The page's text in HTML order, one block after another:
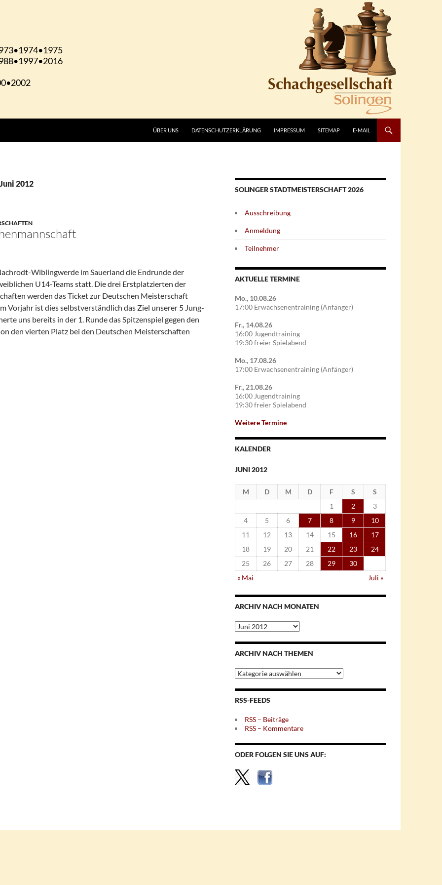
ÜBER UNS DATENSCHUTZERKLÄRUNG IMPRESSUM SITEMAP E-MAIL
2012
Wiblingwerde im Sauerland die Endrunde der
U14-Teams statt. Die drei Erstplatzierten der
werden das Ticket zur Deutschen Meisterschaft
Vorjahr ist dies selbstverständlich das Ziel unserer 5 Jung-
uns bereits in der 1. Runde das Spitzenspiel gegen den
den vierten Platz bei den Deutschen Meisterschaften
SOLINGER STADTMEISTERSCHAFT 2026
Ausschreibung
Anmeldung
Teilnehmer
AKTUELLE TERMINE
Mo., 10.08.26
17:00 Erwachsenentraining (Anfänger)
Fr., 14.08.26
16:00 Jugendtraining
19:30 freier Spielabend
Mo., 17.08.26
17:00 Erwachsenentraining (Anfänger)
Fr., 21.08.26
16:00 Jugendtraining
19:30 freier Spielabend
Weitere Termine
KALENDER
JUNI 2012
M D M D F S
S
1
2
3
4
5 6 7 8 9
10
11
12 13 14 15 16
17
18
19 20 21 22 23
24
25
26 27 28 29
30
« Mai
Juli »
ARCHIV NACH MONATEN
Archiv
nach
Monaten
ARCHIV NACH THEMEN
Archiv
nach
Themen
RSS-FEEDS
RSS – Beiträge
RSS – Kommentare
ODER FOLGEN SIE UNS AUF: